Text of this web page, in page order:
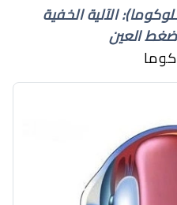
الآلية الخفية
ضغط العين